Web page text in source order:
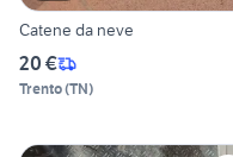
Catene da neve
20 €
Trento(TN)